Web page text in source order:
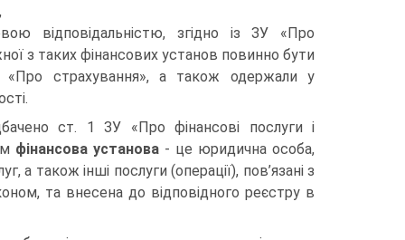
відповідальністю, згідно із ЗУ «Про
з таких фінансових установ повинно бути
страхування», а також одержали у
ст. 1 ЗУ «Про фінансові послуги і
фінансова установа - це юридична особа,
а також інші послуги (операції), пов’язані з
та внесена до відповідного реєстру в